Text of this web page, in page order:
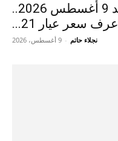
سعر الذهب اليوم الأحد 9 أغسطس 2026..
اعرف سعر عيار 21...
نجلاء حاتم - 9 أغسطس، 2026